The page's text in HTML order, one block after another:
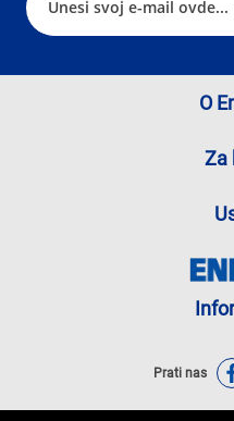
O
Za
Prati nas